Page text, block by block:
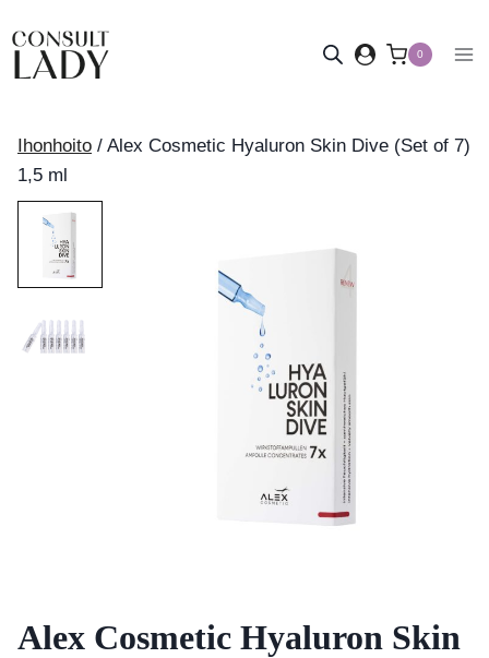
sisältöön
0
Ihonhoito / Alex Cosmetic Hyaluron Skin Dive (Set of 7)
1,5 ml
Alex Cosmetic Hyaluron Skin